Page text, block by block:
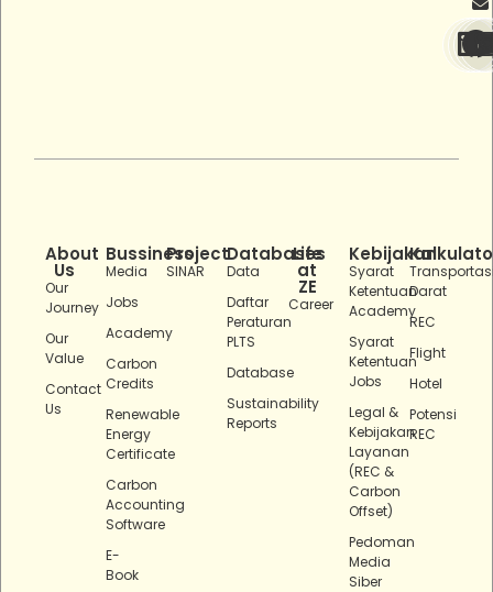
About
Us
Our
Journey
Our
Value
Contact
Us
Bussiness
Media
Jobs
Academy
Carbon
Credits
Renewable
Energy
Certificate
Carbon
Accounting
Software
E-
Book
Project
SINAR
Databases
Data
Daftar
Peraturan
PLTS
Database
Sustainability
Reports
Life
at
ZE
Career
Kebijakan
Syarat
Ketentuan
Academy
Syarat
Ketentuan
Jobs
Legal &
Kebijakan
Layanan
(REC &
Carbon
Offset)
Pedoman
Media
Siber
Darat
REC
Flight
Hotel
Potensi
REC